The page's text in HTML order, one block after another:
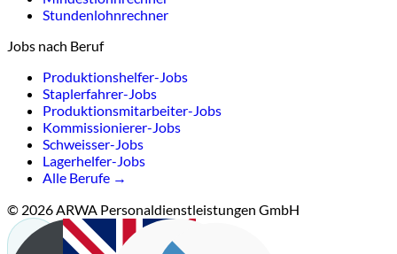
Stundenlohnrechner
Jobs nach Beruf
Produktionshelfer-Jobs
Staplerfahrer-Jobs
Produktionsmitarbeiter-Jobs
Kommissionierer-Jobs
Schweisser-Jobs
Lagerhelfer-Jobs
Alle Berufe →
© 2026 ARWA Personaldienstleistungen GmbH